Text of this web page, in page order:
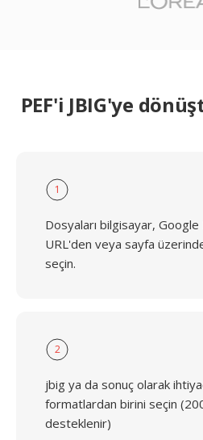
PEF'i JBIG'ye
1
Dosyaları bilgisayar,
URL'den veya sayfa
seçin.
2
jbig ya da sonuç olarak
formatlardan birini seçin
desteklenir)